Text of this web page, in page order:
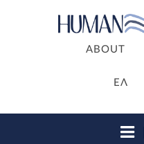
ABOUT
ΕΛ